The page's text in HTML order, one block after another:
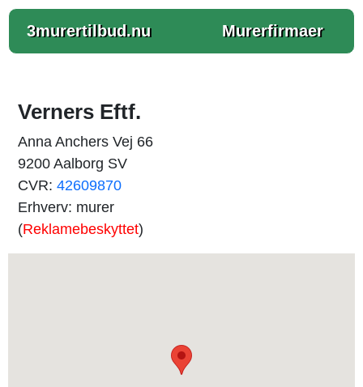
3murertilbud.nu Murerfirmaer
Verners Eftf.
Anna Anchers Vej 66
9200 Aalborg SV
CVR: 42609870
Erhverv: murer
(Reklamebeskyttet)